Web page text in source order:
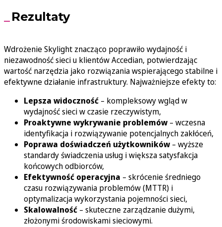
Rezultaty
Wdrożenie Skylight znacząco poprawiło wydajność i
niezawodność sieci u klientów Accedian, potwierdzając
wartość narzędzia jako rozwiązania wspierającego stabilne i
efektywne działanie infrastruktury. Najważniejsze efekty to:
Lepsza widoczność – kompleksowy wgląd w
wydajność sieci w czasie rzeczywistym,
Proaktywne wykrywanie problemów – wczesna
identyfikacja i rozwiązywanie potencjalnych zakłóceń,
Poprawa doświadczeń użytkowników – wyższe
standardy świadczenia usług i większa satysfakcja
końcowych odbiorców,
Efektywność operacyjna – skrócenie średniego
czasu rozwiązywania problemów (MTTR) i
optymalizacja wykorzystania pojemności sieci,
Skalowalność – skuteczne zarządzanie dużymi,
złożonymi środowiskami sieciowymi.